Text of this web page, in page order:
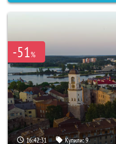
-51%
16:42:30 Купили:9